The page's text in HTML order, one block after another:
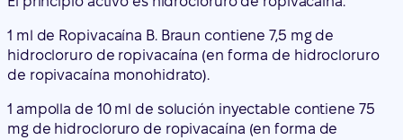
1 ampolla de 10 ml de solución inyectable contiene 75
mg de hidrocloruro de ropivacaína (en forma de
hidrocloruro de ropivacaína monohidrato).
1 ampolla de 20 ml de solución inyectable contiene 150
mg de hidrocloruro de ropivacaína (en forma de
hidrocloruro de ropivacaína monohidrato).